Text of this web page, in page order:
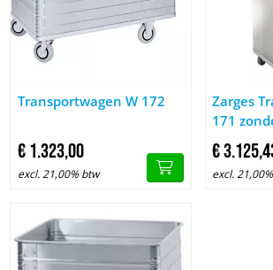
Afbeelding Transportwagen W 172
Transportwagen W 172
€1.323,00
excl. 21,00% btw
Zarges
171
€3.125,
excl.